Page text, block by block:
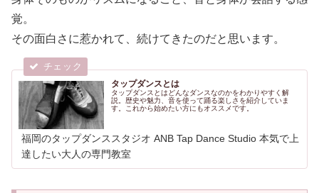
覚。
その面白さに惹かれて、続けてきたのだと思います。
タップダンスとは
タップダンスとはどんなダンスなのかをわかりやすく解
説。歴史や魅力、音を使って踊る楽しさを紹介していま
す。これから始めたい方にもオススメです。
福岡のタップダンススタジオ ANB Tap Dance Studio 本気で上
達したい大人の専門教室